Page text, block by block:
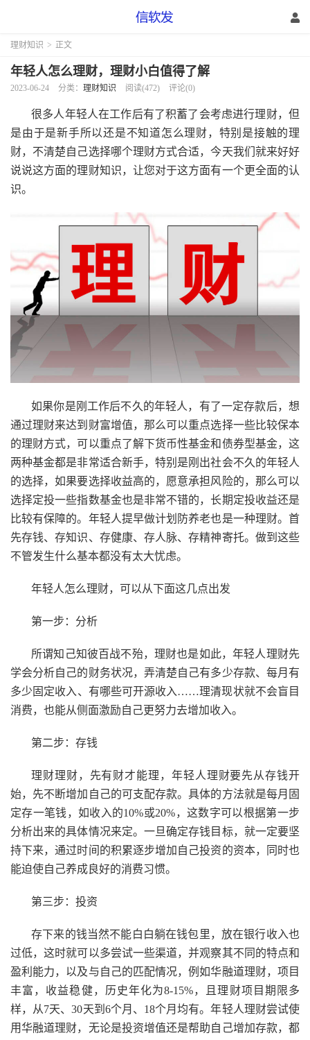
理财知识 > 正文
年轻人怎么理财，理财小白值得了解
2023-06-24 分类： 理财知识 阅读(472) 评论(0)
很多人年轻人在工作后有了积蓄了会考虑进行理财，但
是由于是新手所以还是不知道怎么理财，特别是接触的理
财，不清楚自己选择哪个理财方式合适，今天我们就来好好
说说这方面的理财知识，让您对于这方面有一个更全面的认
识。
如果你是刚工作后不久的年轻人，有了一定存款后，想
通过理财来达到财富增值，那么可以重点选择一些比较保本
的理财方式，可以重点了解下货币性基金和债券型基金，这
两种基金都是非常适合新手，特别是刚出社会不久的年轻人
的选择，如果要选择收益高的，愿意承担风险的，那么可以
选择定投一些指数基金也是非常不错的，长期定投收益还是
比较有保障的。年轻人提早做计划防养老也是一种理财。首
先存钱、存知识、存健康、存人脉、存精神寄托。做到这些
不管发生什么基本都没有太大忧虑。
年轻人怎么理财，可以从下面这几点出发
第一步：分析
所谓知己知彼百战不殆，理财也是如此，年轻人理财先
学会分析自己的财务状况，弄清楚自己有多少存款、每月有
多少固定收入、有哪些可开源收入……理清现状就不会盲目
消费，也能从侧面激励自己更努力去增加收入。
第二步：存钱
理财理财，先有财才能理，年轻人理财要先从存钱开
始，先不断增加自己的可支配存款。具体的方法就是每月固
定存一笔钱，如收入的10%或20%，这数字可以根据第一步
分析出来的具体情况来定。一旦确定存钱目标，就一定要坚
持下来，通过时间的积累逐步增加自己投资的资本，同时也
能迫使自己养成良好的消费习惯。
第三步：投资
存下来的钱当然不能白白躺在钱包里，放在银行收入也
过低，这时就可以多尝试一些渠道，并观察其不同的特点和
盈利能力，以及与自己的匹配情况，例如华融道理财，项目
丰富，收益稳健，历史年化为8-15%，且理财项目期限多
样，从7天、30天到6个月、18个月均有。年轻人理财尝试使
用华融道理财，无论是投资增值还是帮助自己增加存款，都